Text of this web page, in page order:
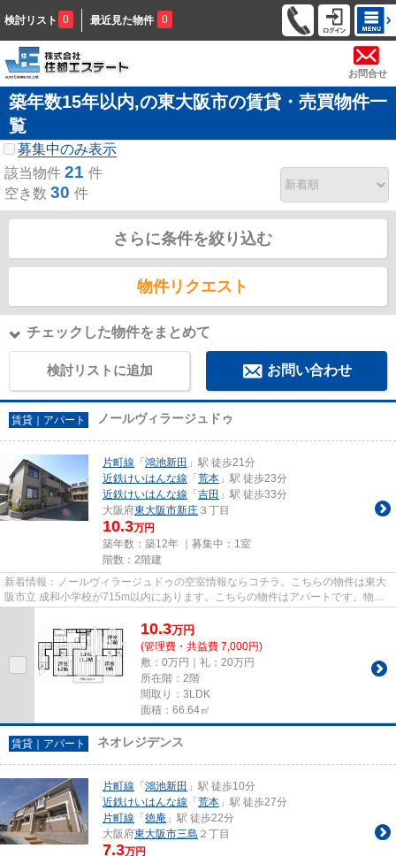
検討リスト 0 最近見た物件 0
お問合せ
築年数15年以内,の東大阪市の賃貸・売買物件一
覧
募集中のみ表示
該当物件 21 件
空き数 30 件
さらに条件を絞り込む
物件リクエスト
チェックした物件をまとめて
検討リストに追加 お問い合わせ
賃貸｜アパート ノールヴィラージュドゥ
片町線 「 鴻池新田 」駅 徒歩21分
近鉄けいはんな線 「 荒本 」駅 徒歩23分
近鉄けいはんな線 「 吉田 」駅 徒歩33分
大阪府東大阪市新庄 ３丁目
10.3万円
築年数：築12年 ｜募集中： 1室
階数：2階建
新着情報：ノールヴィラージュドゥの空室情報ならコチラ。こちらの物件は東大
阪市立 成和小学校が715m以内にあります。こちらの物件はアパートです。物件
10.3万円
(管理費・共益費 7,000円)
敷：0万円｜礼：20万円
所在階：2階
間取り：3LDK
面積：66.64㎡
賃貸｜アパート ネオレジデンス
片町線 「 鴻池新田 」駅 徒歩10分
近鉄けいはんな線 「 荒本 」駅 徒歩27分
片町線 「 徳庵 」駅 徒歩22分
大阪府東大阪市三島 ２丁目
7.3万円